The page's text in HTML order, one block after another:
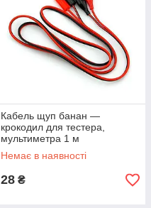
Кабель щуп банан —
крокодил для тестера,
мультиметра 1 м
Немає в наявності
28 ₴